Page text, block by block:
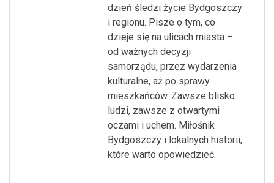
dzień śledzi życie Bydgoszczy
i regionu. Pisze o tym, co
dzieje się na ulicach miasta –
od ważnych decyzji
samorządu, przez wydarzenia
kulturalne, aż po sprawy
mieszkańców. Zawsze blisko
ludzi, zawsze z otwartymi
oczami i uchem. Miłośnik
Bydgoszczy i lokalnych historii,
które warto opowiedzieć.